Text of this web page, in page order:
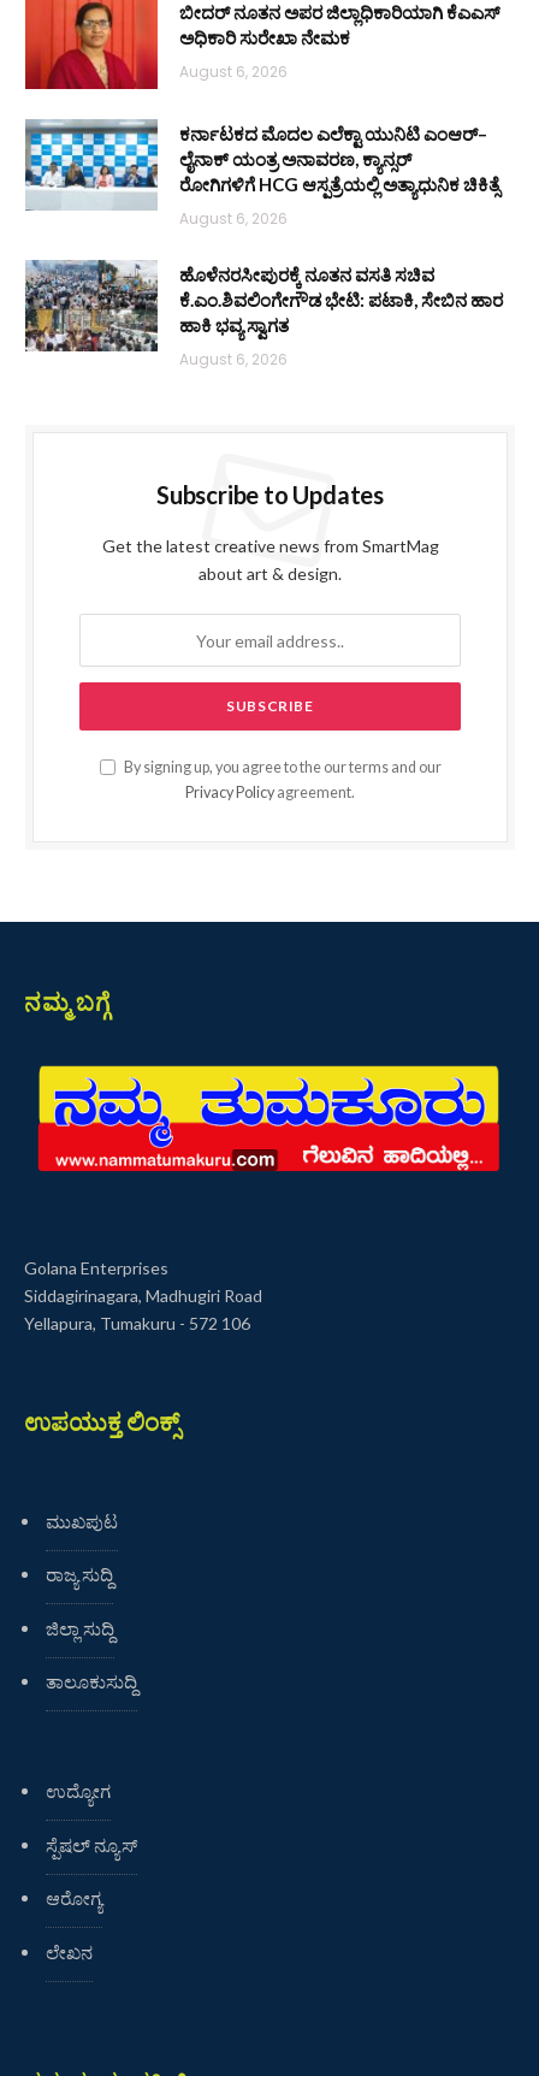
ಬೀದರ್ ನೂತನ ಅಪರ ಜಿಲ್ಲಾಧಿಕಾರಿಯಾಗಿ ಕೆಎಎಸ್
ಅಧಿಕಾರಿ ಸುರೇಖಾ ನೇಮಕ
August 6, 2026
ಕರ್ನಾಟಕದ ಮೊದಲ ಎಲೆಕ್ಟಾ ಯುನಿಟಿ ಎಂಆರ್–
ಲೈನಾಕ್ ಯಂತ್ರ ಅನಾವರಣ, ಕ್ಯಾನ್ಸರ್
ರೋಗಿಗಳಿಗೆ HCG ಆಸ್ಪತ್ರೆಯಲ್ಲಿ ಅತ್ಯಾಧುನಿಕ ಚಿಕಿತ್ಸೆ
August 6, 2026
ಹೊಳೆನರಸೀಪುರಕ್ಕೆ ನೂತನ ವಸತಿ ಸಚಿವ
ಕೆ.ಎಂ.ಶಿವಲಿಂಗೇಗೌಡ ಭೇಟಿ: ಪಟಾಕಿ, ಸೇಬಿನ ಹಾರ
ಹಾಕಿ ಭವ್ಯ ಸ್ವಾಗತ
August 6, 2026
Subscribe to Updates
Get the latest creative news from SmartMag
about art & design.
By signing up, you agree to the our terms and our
Privacy Policy agreement.
ನಮ್ಮ ಬಗ್ಗೆ
Golana Enterprises
Siddagirinagara, Madhugiri Road
Yellapura, Tumakuru - 572 106
ಉಪಯುಕ್ತ ಲಿಂಕ್ಸ್
ಮುಖಪುಟ
ರಾಜ್ಯ ಸುದ್ದಿ
ಜಿಲ್ಲಾ ಸುದ್ದಿ
ತಾಲೂಕುಸುದ್ದಿ
ಉದ್ಯೋಗ
ಸ್ಪೆಷಲ್ ನ್ಯೂಸ್
ಆರೋಗ್ಯ
ಲೇಖನ